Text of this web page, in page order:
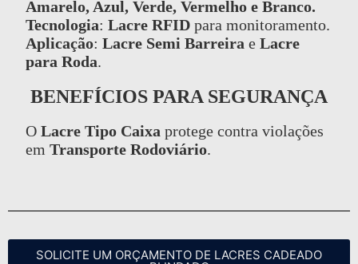
Amarelo, Azul, Verde, Vermelho e Branco.
Tecnologia: Lacre RFID para monitoramento.
Aplicação: Lacre Semi Barreira e Lacre
para Roda.
BENEFÍCIOS PARA SEGURANÇA
O Lacre Tipo Caixa protege contra violações
em Transporte Rodoviário.
SOLICITE UM ORÇAMENTO DE LACRES CADEADO